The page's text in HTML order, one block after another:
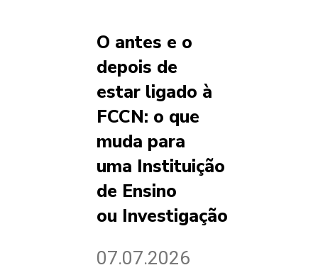
O antes e o
depois de
estar ligado à
FCCN: o que
muda para
uma Instituição
de Ensino
ou Investigação
07.07.2026